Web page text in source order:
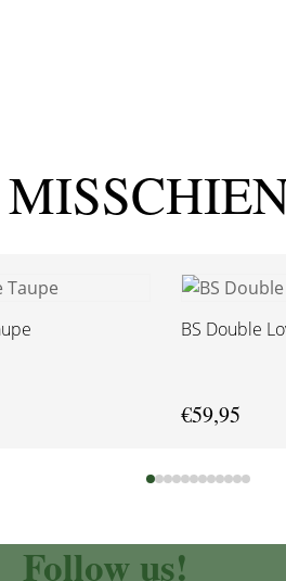
BS Double
€59,95
Follow us!